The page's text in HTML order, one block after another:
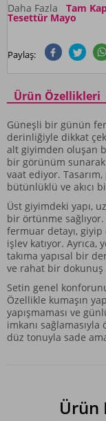
Daha Fazla Tam
Tesettür Mayo
Paylaş:
Ürün Özellikleri
Güneşli bir günün
derinliğiyle dikkat
alt giyimden oluşan
bir görünüm sunarak
vaat ediyor.
bütünlüklü ve akıcı
Üst giyimdeki yapı,
bir örtünme
fermuar detayı,
işlev katıyor. Ayrıca,
takıma yapısal bir
ve rahat bir dokunuş
Setin genel
Özellikle kumaşın
yapışmaması ve
imkanı
düz tonuyla sade
Ürün